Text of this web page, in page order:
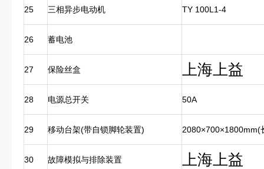
25 三相异步电动机 TY 100L1-4
26 蓄电池
27 保险丝盒 上海上益
28 电源总开关 50A
29 移动台架(带自锁脚轮装置) 2080×700×1800mm(
30 故障模拟与排除装置 上海上益